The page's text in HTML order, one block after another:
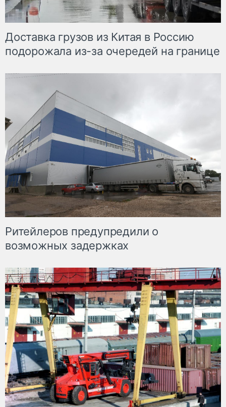
Доставка грузов из Китая в Россию
подорожала из-за очередей на границе
Ритейлеров предупредили о
возможных задержках